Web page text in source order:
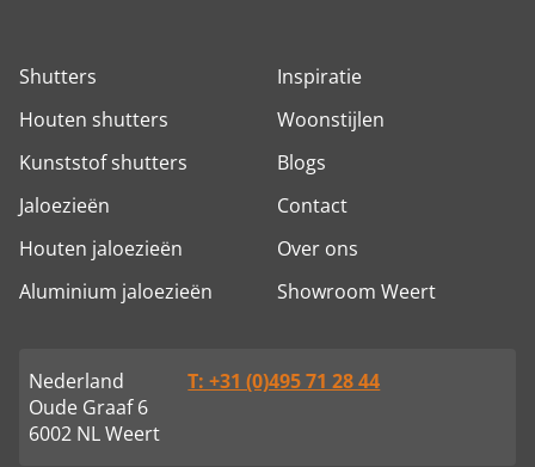
Shutters
Houten shutters
Kunststof shutters
Jaloezieën
Houten jaloezieën
Aluminium jaloezieën
Inspiratie
Woonstijlen
Blogs
Contact
Over ons
Showroom Weert
Nederland
Oude Graaf 6
6002 NL Weert
T: +31 (0)495 71 28 44